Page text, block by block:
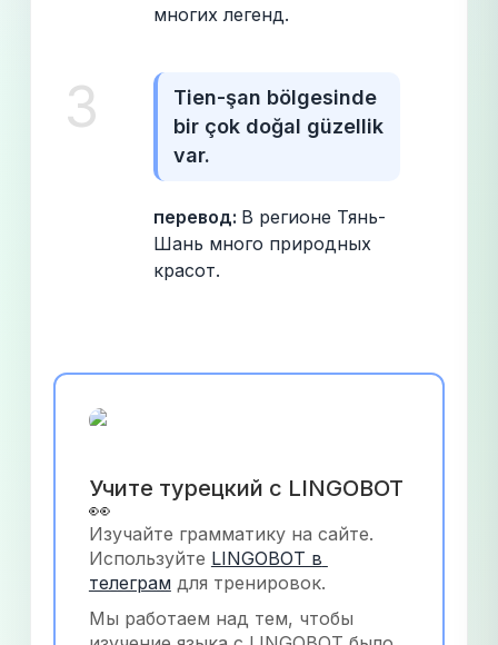
многих легенд.
3
Tien-şan bölgesinde
bir çok doğal güzellik
var.
перевод: В регионе Тянь-
Шань много природных
красот.
Учите турецкий с LINGOBOT
👀
Изучайте грамматику на сайте.
Используйте LINGOBOT в
телеграм для тренировок.
Мы работаем над тем, чтобы